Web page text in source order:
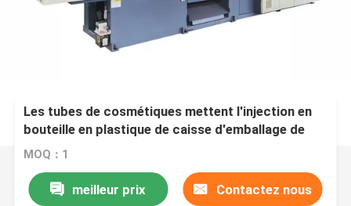
Les tubes de cosmétiques mettent l'injection en
bouteille en plastique de caisse d'emballage de
machine de moulage par injection
MOQ：1
meilleur prix Contactez nous